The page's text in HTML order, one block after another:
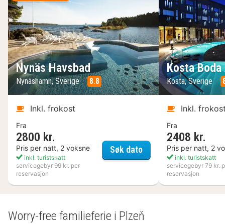
Nynäs Havsbad
Nynäshamn, Sverige 8.8
Inkl. frokost
Fra
2800 kr.
Pris per natt, 2 voksne
inkl. turistskatt
servicegebyr 99 kr. per
reservasjon
Søk datoNynäs Havsbad
Kosta
Kosta, Sverige
Inkl.
Fra
2408 kr.
Pris per natt, 2
inkl. turistskatt
servicegebyr 79 kr.
reservasjon
Worry-free familieferie i Plzeň